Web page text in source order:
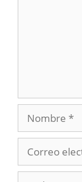
Nombre
electrónico